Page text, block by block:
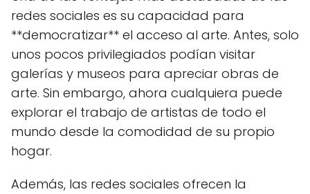
redes sociales es su capacidad para
**democratizar** el acceso al arte. Antes, solo
unos pocos privilegiados podían visitar
galerías y museos para apreciar obras de
arte. Sin embargo, ahora cualquiera puede
explorar el trabajo de artistas de todo el
mundo desde la comodidad de su propio
hogar.
Además, las redes sociales ofrecen la